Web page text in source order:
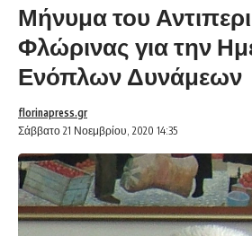
Μήνυμα του
Φλώρινας για την
Ενόπλων Δυνάμεων
Σάββατο 21 Νοεμβρίου, 2020 14:35
florinapress.gr